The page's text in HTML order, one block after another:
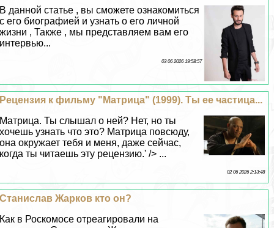
В данной статье , вы сможете ознакомиться
с его биографией и узнать о его личной
жизни , Также , мы представляем вам его
интервью...
03 06 2026 19:58:57
Рецензия к фильму "Матрица" (1999). Ты ее частица...
Матрица. Ты слышал о ней? Нет, но ты
хочешь узнать что это? Матрица повсюду,
она окружает тебя и меня, даже сейчас,
когда ты читаешь эту рецензию.' /> ...
02 06 2026 2:13:48
Станислав Жарков кто он?
Как в Роскомосе отреагировали на